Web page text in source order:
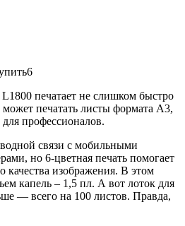
печатает не слишком быстро
печатать листы формата А3,
профессионалов.
связи с мобильными
но 6-цветная печать помогает
качества изображения. В этом
капель – 1,5 пл. А вот лоток для
— всего на 100 листов. Правда,